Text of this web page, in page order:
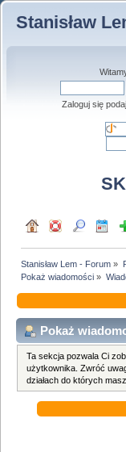
Stanisław
Zaloguj się
Stanisław Lem - Forum »
Pokaż wiadomości »
Pokaż
Ta sekcja pozwala Ci
użytkownika. Zwróć
działach do których